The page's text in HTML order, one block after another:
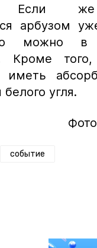
Если
арбузом
можно в
Кроме
иметь
угля.
событие